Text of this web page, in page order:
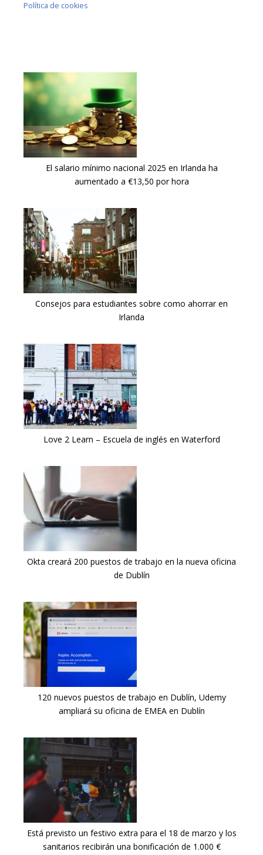
Política de cookies
El salario mínimo nacional 2025 en Irlanda ha
aumentado a €13,50 por hora
Consejos para estudiantes sobre como ahorrar en
Irlanda
Love 2 Learn – Escuela de inglés en Waterford
Okta creará 200 puestos de trabajo en la nueva oficina
de Dublín
120 nuevos puestos de trabajo en Dublín, Udemy
ampliará su oficina de EMEA en Dublín
Está previsto un festivo extra para el 18 de marzo y los
sanitarios recibirán una bonificación de 1.000 €